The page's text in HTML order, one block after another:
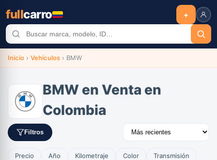
fullcarro +
Inicio › Vehículos › BMW
BMW en Venta en
Colombia
Filtros
Precio Año Kilometraje Color Transmisión